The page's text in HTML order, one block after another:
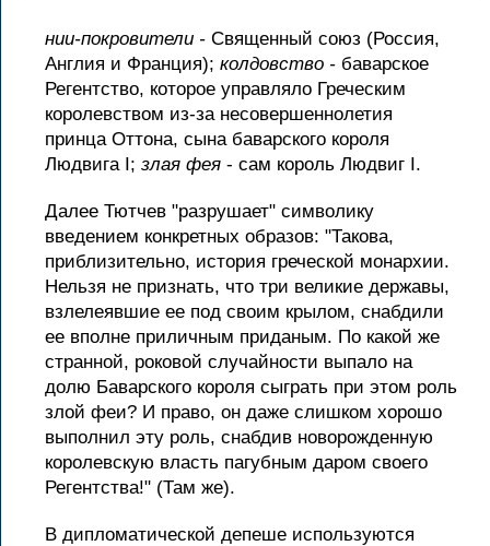
нии-покровители - Священный союз (Россия,
Англия и Франция); колдовство - баварское
Регентство, которое управляло Греческим
королевством из-за несовершеннолетия
принца Оттона, сына баварского короля
Людвига I; злая фея - сам король Людвиг I.
Далее Тютчев "разрушает" символику
введением конкретных образов: "Такова,
приблизительно, история греческой монархии.
Нельзя не признать, что три великие державы,
взлелеявшие ее под своим крылом, снабдили
ее вполне приличным приданым. По какой же
странной, роковой случайности выпало на
долю Баварского короля сыграть при этом роль
злой феи? И право, он даже слишком хорошо
выполнил эту роль, снабдив новорожденную
королевскую власть пагубным даром своего
Регентства!" (Там же).
В дипломатической депеше используются